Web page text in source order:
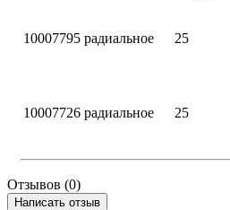
10007795 радиальное 25
10007726 радиальное 25
Отзывов (0)
Написать отзыв